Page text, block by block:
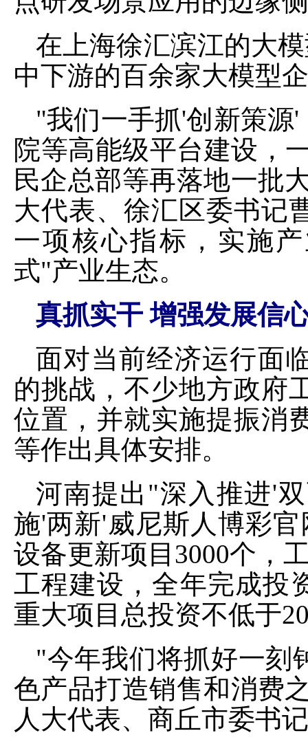
在上海徐汇滨江的大
中下游的百余家大模型
"我们一手抓'创新策源
院等高能级平台建设，
民企总部等再落地一批
大代表、徐汇区委书记
一项核心指标，实施
式"产业生态。
真抓实干 增强发展信
面对当前经济运行面
的挑战，不少地方政府
位置，并就实施提振消
等作出具体安排。
河南提出"深入推进'
施'两新'威尼斯人博彩
设备更新项目3000个，
工程建设，全年完成投
重大项目总投资不低于
"今年我们将抓好一刻
色产品打造销售和消费
人大代表、商丘市委书